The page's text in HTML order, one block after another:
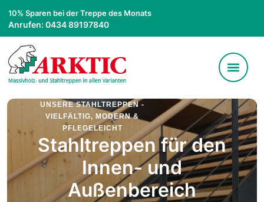
Anrufen: 0434 89197840
10% Sparen bei der Treppe des Monats
UNSERE STAHLTREPPEN -
VIELFÄLTIG, MODERN &
PFLEGELEICHT
Stahltreppen für den
Innen- und
Außenbereich